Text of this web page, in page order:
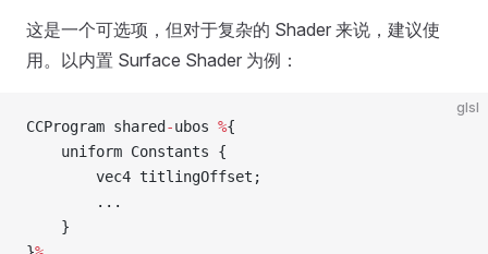
这是一个可选项，但对于复杂的 Shader 来说，建议使
用。以内置 Surface Shader 为例：
glsl
CCProgram shared -ubos %{
    uniform Constants {
        vec4 titlingOffset;
        ...
    }